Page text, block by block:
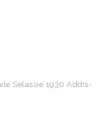
Selassie 1930 Addis-